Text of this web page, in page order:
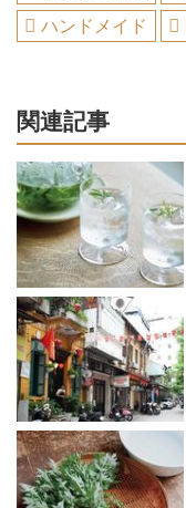
ハンドメイド
関連記事